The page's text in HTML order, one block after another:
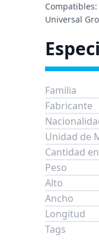
Universal
Familia
Fabricante
Unidad de
Cantidad
Peso
Alto
Ancho
Longitud
Tags